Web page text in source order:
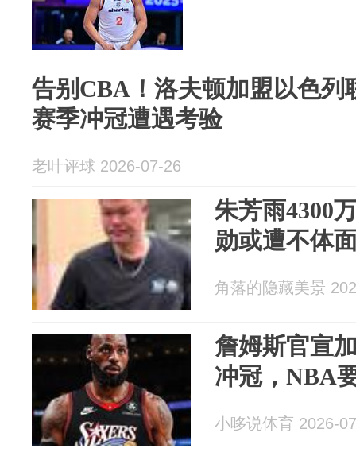
告别CBA！洛夫顿加盟以色列
赛季冲冠遭遇考验
老叶评球 2026-07-26
朱芳雨4300
勋或遭不体
角落的隐藏美景
詹姆斯官宣
冲冠，NBA
小哆说体育 2026-